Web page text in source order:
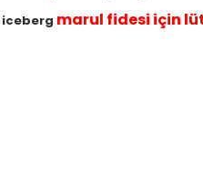
iceberg marul fidesi için